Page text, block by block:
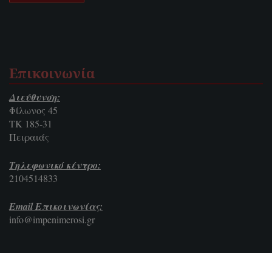
Επικοινωνία
Διεύθυνση:
Φίλωνος 45
ΤΚ 185-31
Πειραιάς
Τηλεφωνικό κέντρο:
2104514833
Email Επικοινωνίας:
info@impenimerosi.gr